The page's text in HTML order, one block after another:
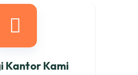
Kantor Kami